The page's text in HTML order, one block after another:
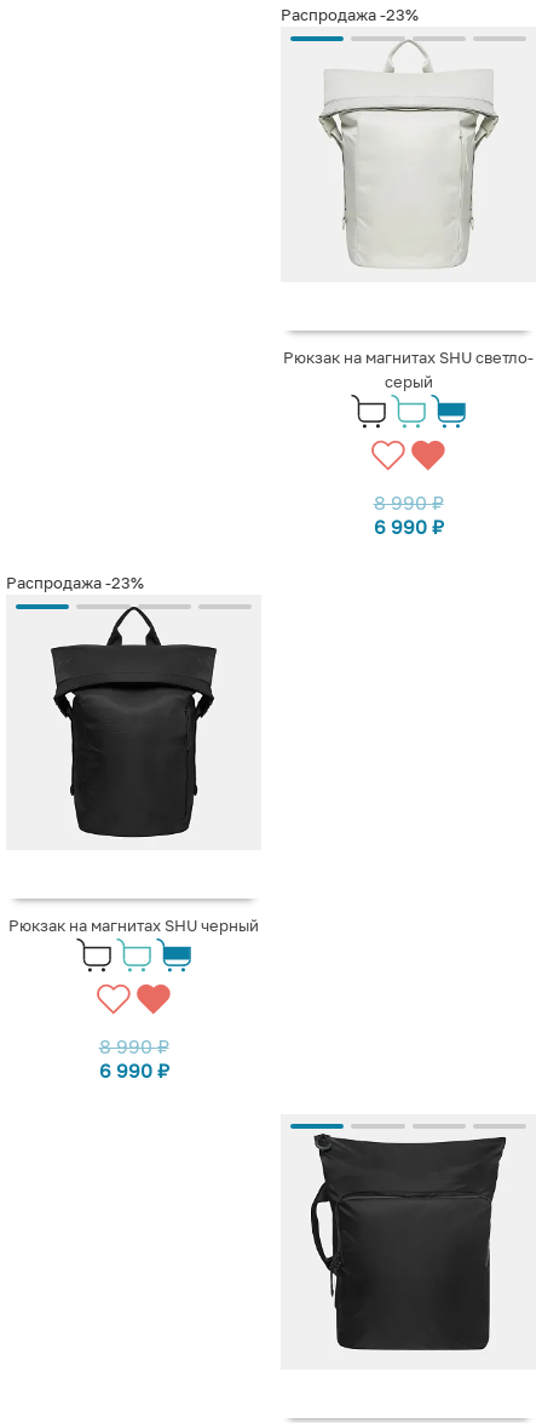
Распродажа-23%
Рюкзак на магнитах SHU светло-
серый
8 990₽
6 990 ₽
Распродажа-23%
Рюкзак на магнитах SHU черный
8 990₽
6 990 ₽